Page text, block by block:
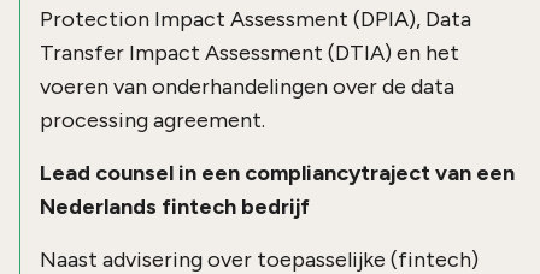
Protection Impact Assessment (DPIA), Data
Transfer Impact Assessment (DTIA) en het
voeren van onderhandelingen over de data
processing agreement.
Lead counsel in een compliancytraject van een
Nederlands fintech bedrijf
Naast advisering over toepasselijke (fintech)